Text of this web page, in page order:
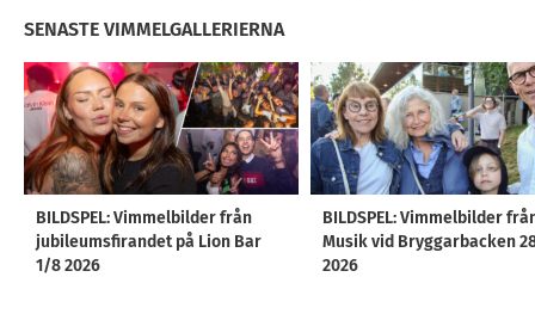
SENASTE VIMMELGALLERIERNA
BILDSPEL: Vimmelbilder från
jubileumsfirandet på Lion Bar
1/8 2026
BILDSPEL: Vimmelbilder
Musik vid Bryggarbacken
2026